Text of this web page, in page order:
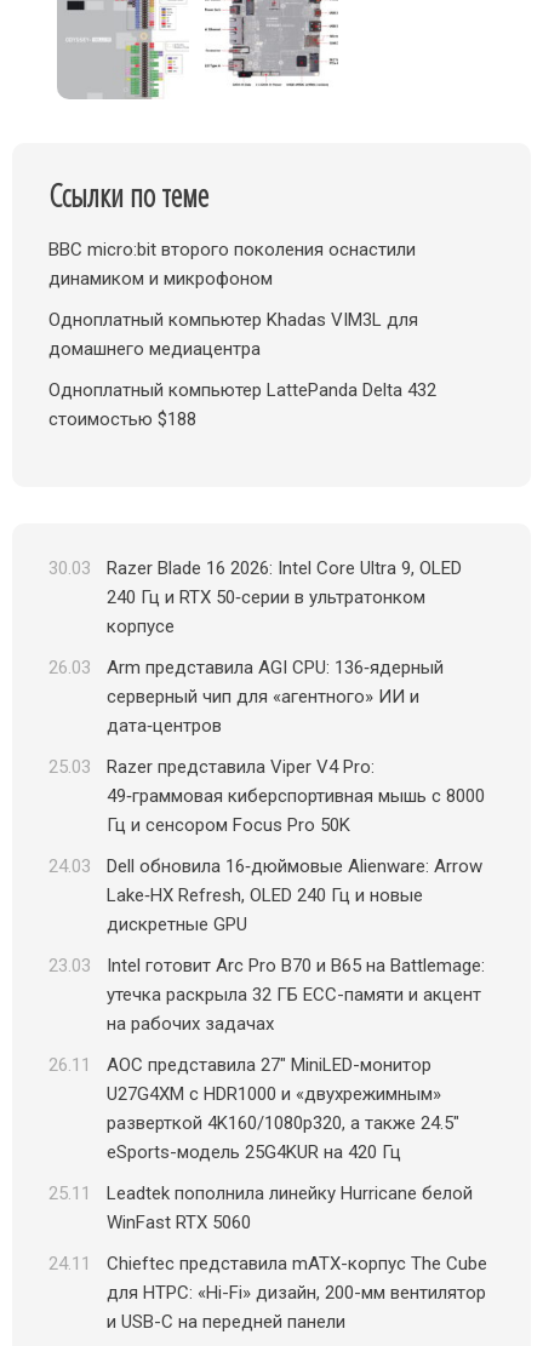
Ссылки по теме
BBC micro:bit второго поколения оснастили
динамиком и микрофоном
Одноплатный компьютер Khadas VIM3L для
домашнего медиацентра
Одноплатный компьютер LattePanda Delta 432
стоимостью $188
30.03
Razer Blade 16 2026: Intel Core Ultra 9, OLED
240 Гц и RTX 50‑серии в ультратонком
корпусе
26.03
Arm представила AGI CPU: 136‑ядерный
серверный чип для «агентного» ИИ и
дата‑центров
25.03
Razer представила Viper V4 Pro:
49‑граммовая киберспортивная мышь с 8000
Гц и сенсором Focus Pro 50K
24.03
Dell обновила 16‑дюймовые Alienware: Arrow
Lake‑HX Refresh, OLED 240 Гц и новые
дискретные GPU
23.03
Intel готовит Arc Pro B70 и B65 на Battlemage:
утечка раскрыла 32 ГБ ECC-памяти и акцент
на рабочих задачах
26.11
AOC представила 27″ MiniLED-монитор
U27G4XM с HDR1000 и «двухрежимным»
разверткой 4K160/1080p320, а также 24.5″
eSports-модель 25G4KUR на 420 Гц
25.11
Leadtek пополнила линейку Hurricane белой
WinFast RTX 5060
24.11
Chieftec представила mATX-корпус The Cube
для HTPC: «Hi-Fi» дизайн, 200-мм вентилятор
и USB-C на передней панели